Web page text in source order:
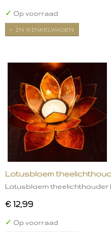
✓ Op voorraad
IN WINKELWAGEN
Lotusbloem
Lotusbloem theelichthouder
€ 12,99
✓ Op voorraad